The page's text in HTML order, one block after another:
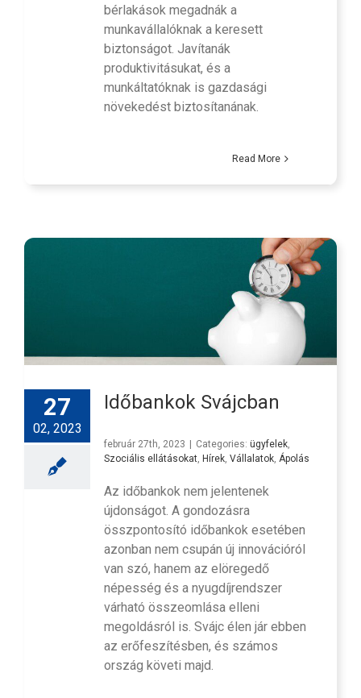
bérlakások megadnák a
munkavállalóknak a keresett
biztonságot. Javítanák
produktivitásukat, és a
munkáltatóknak is gazdasági
növekedést biztosítanának.
Read More
27
02, 2023
Időbankok Svájcban
február 27th, 2023 Categories: ügyfelek,
Szociális ellátásokat, Hírek, Vállalatok, Ápolás
Az időbankok nem jelentenek
újdonságot. A gondozásra
összpontosító időbankok esetében
azonban nem csupán új innovációról
van szó, hanem az elöregedő
népesség és a nyugdíjrendszer
várható összeomlása elleni
megoldásról is. Svájc élen jár ebben
az erőfeszítésben, és számos
ország követi majd.